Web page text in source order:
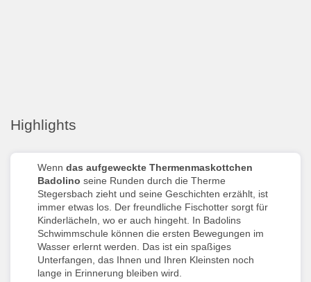
Highlights
Wenn das aufgeweckte Thermenmaskottchen
Badolino seine Runden durch die Therme
Stegersbach zieht und seine Geschichten erzählt, ist
immer etwas los. Der freundliche Fischotter sorgt für
Kinderlächeln, wo er auch hingeht. In Badolins
Schwimmschule können die ersten Bewegungen im
Wasser erlernt werden. Das ist ein spaßiges
Unterfangen, das Ihnen und Ihren Kleinsten noch
lange in Erinnerung bleiben wird.